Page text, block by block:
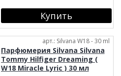
арт.: Silvana W18 - 30 ml
Парфюмерия Silvana Silvana
Tommy Hilfiger Dreaming (
W18 Miracle Lyric ) 30 мл